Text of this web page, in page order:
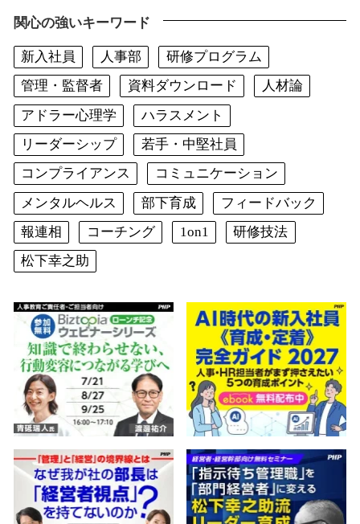
関心の強いキーワード
新入社員 人事部
研修プログラム
管理・監督者
資料ダウンロード
人材論
アドラー心理学
ハラスメント
リーダーシップ
若手・中堅社員
コンプライアンス
コミュニケーション
メンタルヘルス
部下育成
フィードバック
報連相
コーチング 1on1
研修技法
松下幸之助